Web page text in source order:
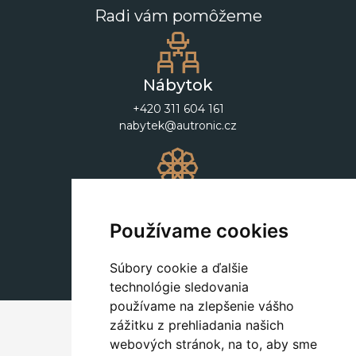
Používame cookies
Súbory cookie a ďalšie
technológie sledovania
používame na zlepšenie vášho
zážitku z prehliadania našich
webových stránok, na to, aby sme
Radi vám pomôžeme
Nábytok
+420 311 604 161
nabytek@autronic.cz
+420 311 604 182
dekorace@autronic.cz